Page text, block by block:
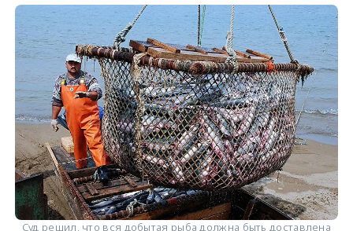
Суд решил, что вся добытая рыба должна быть доставлена